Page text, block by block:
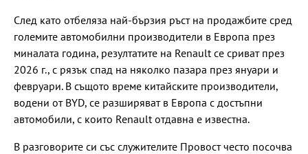
След като отбеляза най-бързия ръст на продажбите сред
големите автомобилни производители в Европа през
миналата година, резултатите на Renault се сриват през
2026 г., с рязък спад на няколко пазара през януари и
февруари. В същото време китайските производители,
водени от BYD, се разширяват в Европа с достъпни
автомобили, с които Renault отдавна е известна.
В разговорите си със служителите Провост често посочва